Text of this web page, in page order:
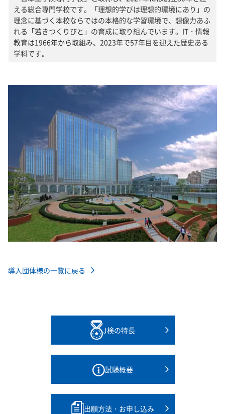
える総合専門学校です。「理想的学びは理想的環境にあり」の
理念に基づく本校ならではの本格的な学習環境で、想像力あふ
れる「若きつくりびと」の育成に取り組んでいます。IT・情報
教育は1966年から取組み、2023年で57年目を迎えた歴史ある
学科です。
導入団体様の一覧に戻る
J検の特長
試験概要
出願方法・お申し込み